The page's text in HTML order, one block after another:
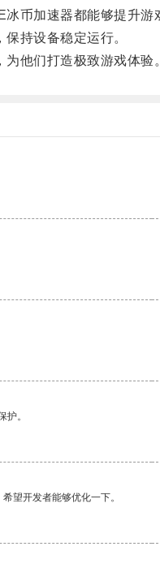
加速器都能够提升游
持设备稳定运行。
他们打造极致游戏体验。
护。
望开发者能够优化一下。